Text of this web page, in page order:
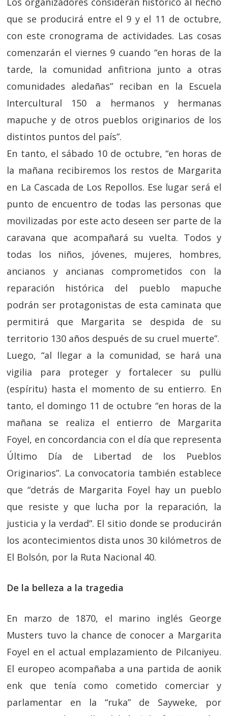
que se producirá entre el 9 y el 11 de octubre,
con este cronograma de actividades. Las cosas
comenzarán el viernes 9 cuando “en horas de la
tarde, la comunidad anfitriona junto a otras
comunidades aledañas” reciban en la Escuela
Intercultural 150 a hermanos y hermanas
mapuche y de otros pueblos originarios de los
distintos puntos del país”.
En tanto, el sábado 10 de octubre, “en horas de
la mañana recibiremos los restos de Margarita
en La Cascada de Los Repollos. Ese lugar será el
punto de encuentro de todas las personas que
movilizadas por este acto deseen ser parte de la
caravana que acompañará su vuelta. Todos y
todas los niños, jóvenes, mujeres, hombres,
ancianos y ancianas comprometidos con la
reparación histórica del pueblo mapuche
podrán ser protagonistas de esta caminata que
permitirá que Margarita se despida de su
territorio 130 años después de su cruel muerte”.
Luego, “al llegar a la comunidad, se hará una
vigilia para proteger y fortalecer su pullü
(espíritu) hasta el momento de su entierro. En
tanto, el domingo 11 de octubre “en horas de la
mañana se realiza el entierro de Margarita
Foyel, en concordancia con el día que representa
Último Día de Libertad de los Pueblos
Originarios”. La convocatoria también establece
que “detrás de Margarita Foyel hay un pueblo
que resiste y que lucha por la reparación, la
justicia y la verdad”. El sitio donde se producirán
los acontecimientos dista unos 30 kilómetros de
El Bolsón, por la Ruta Nacional 40.
De la belleza a la tragedia
En marzo de 1870, el marino inglés George
Musters tuvo la chance de conocer a Margarita
Foyel en el actual emplazamiento de Pilcaniyeu.
El europeo acompañaba a una partida de aonik
enk que tenía como cometido comerciar y
parlamentar en la “ruka” de Sayweke, por